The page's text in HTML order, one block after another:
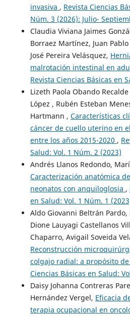
invasiva , Revista Ciencias
Núm. 3 (2026): Julio-
Claudia Viviana Jaimes
Borraez Martínez, Juan
José Pereira Velásquez,
malrotación intestinal en
Revista Ciencias Básicas en
Lizeth Paola Obando
López , Rubén Esteban
Hartmann , Características
cáncer de cuello uterino en
entre los años 2015-2020 ,
Salud: Vol. 1 Núm. 2 (2023)
Andrés Llanos Redondo,
Caracterización anatómica
neonatos con anquiloglosia ,
en Salud: Vol. 1 Núm. 1
Aldo Giovanni Beltrán
Dione Lauyagi Castellanos
Chaparro, Avigail Soveida
Reconstrucción
colgajo radial: a propósito de
Ciencias Básicas en Salud:
Daisy Johanna Contreras
Hernández Vergel, Eficacia
terapia ocupacional en